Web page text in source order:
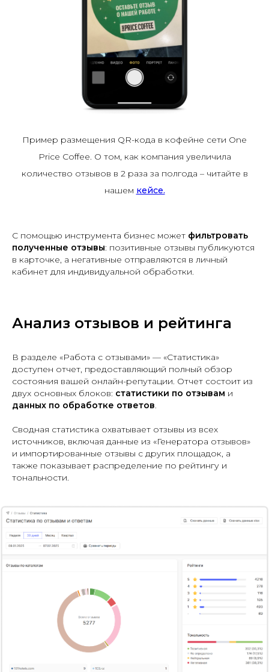
Пример размещения QR-кода в кофейне сети One
Price Coffee. О том, как компания увеличила
количество отзывов в 2 раза за полгода – читайте в
нашем кейсе.
С помощью инструмента бизнес может фильтровать
полученные отзывы: позитивные отзывы публикуются
в карточке, а негативные отправляются в личный
кабинет для индивидуальной обработки.
Анализ отзывов и рейтинга
В разделе «Работа с отзывами» — «Статистика»
доступен отчет, предоставляющий полный обзор
состояния вашей онлайн-репутации. Отчет состоит из
двух основных блоков: статистики по отзывам и
данных по обработке ответов
Сводная статистика охватывает отзывы из всех
источников, включая данные из «Генератора отзывов»
и импортированные отзывы с других площадок, а
также показывает распределение по рейтингу и
тональности.